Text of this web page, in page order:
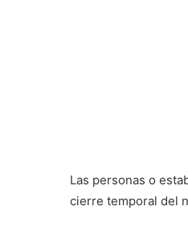
Las personas o
cierre temporal del